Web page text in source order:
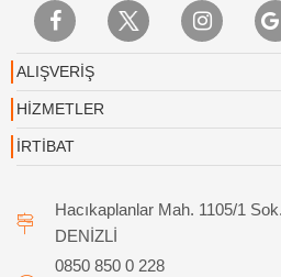
ALIŞVERİŞ
HİZMETLER
İRTİBAT
Hacıkaplanlar Mah. 1105/1
DENİZLİ
0850 850 0 228